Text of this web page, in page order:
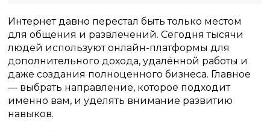
Интернет давно перестал быть только местом
для общения и развлечений. Сегодня тысячи
людей используют онлайн-платформы для
дополнительного дохода, удалённой работы и
даже создания полноценного бизнеса. Главное
— выбрать направление, которое подходит
именно вам, и уделять внимание развитию
навыков.